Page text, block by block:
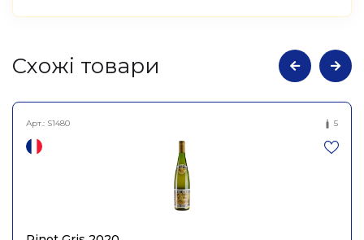
Атрибути
натуральне сухе біле О
Філь Де Дженерасьйон
2021, Tony Bornard 0,75л
Cхожі товари
Арт.: S1480 5